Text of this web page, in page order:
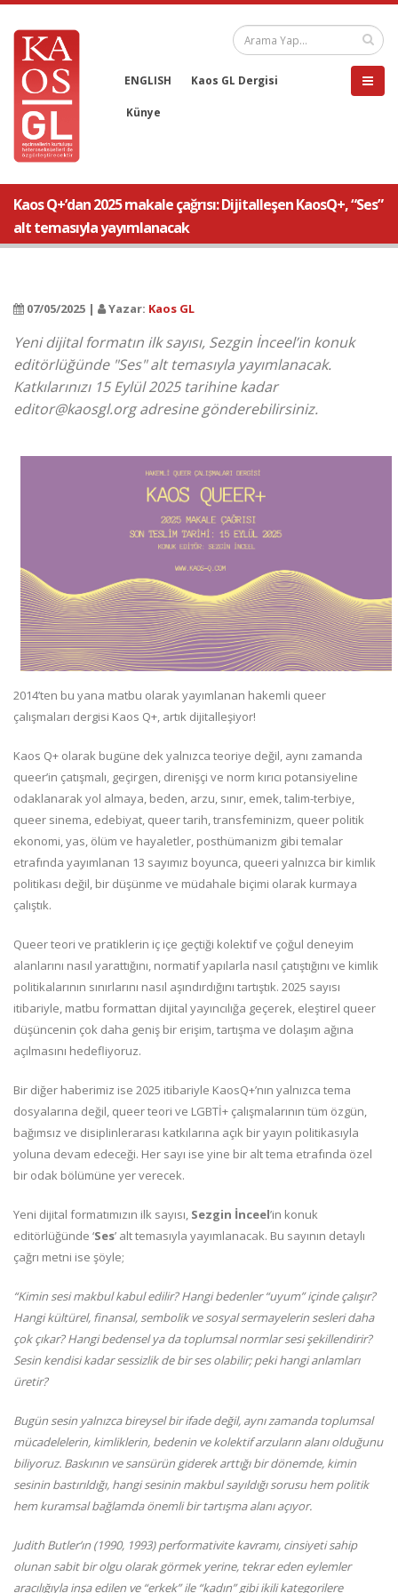
ENGLISH Kaos GL Dergisi
Künye
Kaos Q+’dan 2025 makale çağrısı: Dijitalleşen KaosQ+, “Ses”
alt temasıyla yayımlanacak
07/05/2025 | Yazar: Kaos GL
Yeni dijital formatın ilk sayısı, Sezgin İnceel’in konuk
editörlüğünde "Ses" alt temasıyla yayımlanacak.
Katkılarınızı 15 Eylül 2025 tarihine kadar
editor@kaosgl.org adresine gönderebilirsiniz.
2014’ten bu yana matbu olarak yayımlanan hakemli queer
çalışmaları dergisi Kaos Q+, artık dijitalleşiyor!
Kaos Q+ olarak bugüne dek yalnızca teoriye değil, aynı zamanda
queer’in çatışmalı, geçirgen, direnişçi ve norm kırıcı potansiyeline
odaklanarak yol almaya, beden, arzu, sınır, emek, talim-terbiye,
queer sinema, edebiyat, queer tarih, transfeminizm, queer politik
ekonomi, yas, ölüm ve hayaletler, posthümanizm gibi temalar
etrafında yayımlanan 13 sayımız boyunca, queeri yalnızca bir kimlik
politikası değil, bir düşünme ve müdahale biçimi olarak kurmaya
çalıştık.
Queer teori ve pratiklerin iç içe geçtiği kolektif ve çoğul deneyim
alanlarını nasıl yarattığını, normatif yapılarla nasıl çatıştığını ve kimlik
politikalarının sınırlarını nasıl aşındırdığını tartıştık. 2025 sayısı
itibariyle, matbu formattan dijital yayıncılığa geçerek, eleştirel queer
düşüncenin çok daha geniş bir erişim, tartışma ve dolaşım ağına
açılmasını hedefliyoruz.
Bir diğer haberimiz ise 2025 itibariyle KaosQ+’nın yalnızca tema
dosyalarına değil, queer teori ve LGBTİ+ çalışmalarının tüm özgün,
bağımsız ve disiplinlerarası katkılarına açık bir yayın politikasıyla
yoluna devam edeceği. Her sayı ise yine bir alt tema etrafında özel
bir odak bölümüne yer verecek.
Yeni dijital formatımızın ilk sayısı, Sezgin İnceel’in konuk
editörlüğünde ‘Ses’ alt temasıyla yayımlanacak. Bu sayının detaylı
çağrı metni ise şöyle;
“Kimin sesi makbul kabul edilir? Hangi bedenler “uyum” içinde çalışır?
Hangi kültürel, finansal, sembolik ve sosyal sermayelerin sesleri daha
çok çıkar? Hangi bedensel ya da toplumsal normlar sesi şekillendirir?
Sesin kendisi kadar sessizlik de bir ses olabilir; peki hangi anlamları
üretir?
Bugün sesin yalnızca bireysel bir ifade değil, aynı zamanda toplumsal
mücadelelerin, kimliklerin, bedenin ve kolektif arzuların alanı olduğunu
biliyoruz. Baskının ve sansürün giderek arttığı bir dönemde, kimin
sesinin bastırıldığı, hangi sesinin makbul sayıldığı sorusu hem politik
hem kuramsal bağlamda önemli bir tartışma alanı açıyor.
Judith Butler’ın (1990, 1993) performativite kavramı, cinsiyeti sahip
olunan sabit bir olgu olarak görmek yerine, tekrar eden eylemler
aracılığıyla inşa edilen ve “erkek” ile “kadın” gibi ikili kategorilere